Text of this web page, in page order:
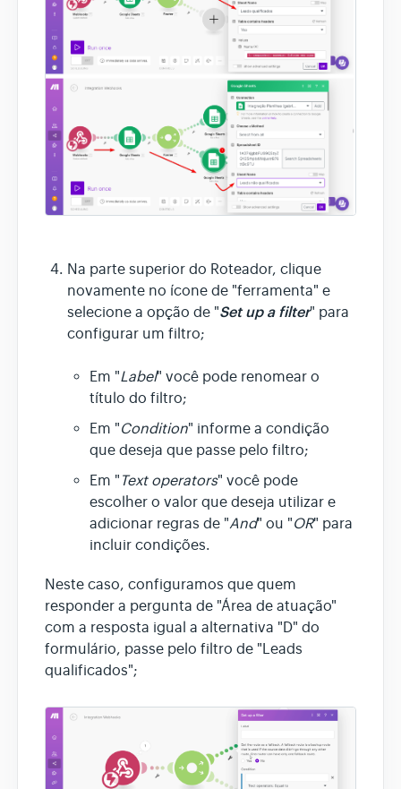
Na parte superior do Roteador, clique
novamente no ícone de "ferramenta" e
selecione a opção de "Set up a filter" para
configurar um filtro;
Em "Label" você pode renomear o
título do filtro;
Em "Condition" informe a condição
que deseja que passe pelo filtro;
Em " Text operators" você pode
escolher o valor que deseja utilizar e
adicionar regras de "And" ou "OR" para
incluir condições.
Neste caso, configuramos que quem
responder a pergunta de "Área de atuação"
com a resposta igual a alternativa "D" do
formulário, passe pelo filtro de "Leads
qualificados";